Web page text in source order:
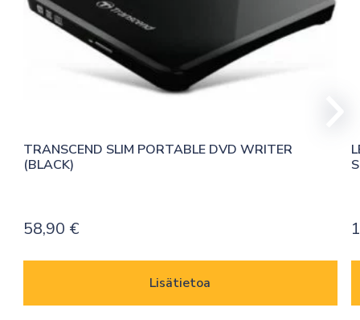
TRANSCEND SLIM PORTABLE DVD WRITER
(BLACK)
58,90 €
Lisätietoa